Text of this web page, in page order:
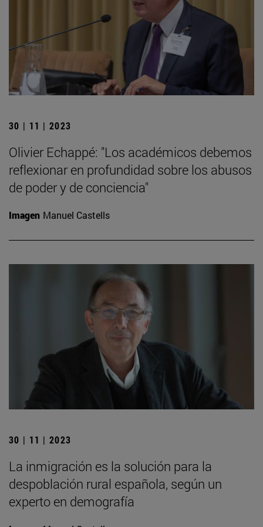
30 | 11 | 2023
Olivier Echappé: "Los académicos debemos
reflexionar en profundidad sobre los abusos
de poder y de conciencia"
Imagen Manuel Castells
30 | 11 | 2023
La inmigración es la solución para la
despoblación rural española, según un
experto en demografía